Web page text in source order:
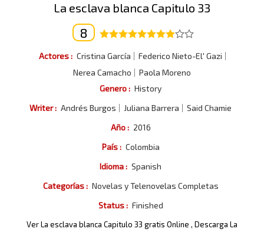
La esclava blanca Capitulo 33
8
Actores : Cristina García
Federico Nieto-El' Gazi
Nerea Camacho
Paola Moreno
Genero : History
Writer : Andrés Burgos Juliana Barrera
Said Chamie
Año : 2016
País : Colombia
Idioma : Spanish
Categorías : Novelas y Telenovelas Completas
Status : Finished
Ver La esclava blanca Capitulo 33 gratis Online , Descarga La